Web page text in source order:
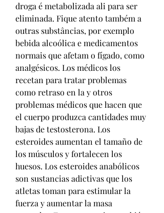
droga é metabolizada ali para ser
eliminada. Fique atento também a
outras substâncias, por exemplo
bebida alcoólica e medicamentos
normais que afetam o fígado, como
analgésicos. Los médicos los
recetan para tratar problemas
como retraso en la y otros
problemas médicos que hacen que
el cuerpo produzca cantidades muy
bajas de testosterona. Los
esteroides aumentan el tamaño de
los músculos y fortalecen los
huesos. Los esteroides anabólicos
son sustancias adictivas que los
atletas toman para estimular la
fuerza y aumentar la masa